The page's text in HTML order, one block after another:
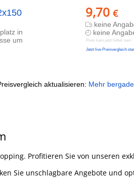
9,70 €
keine
keine
Preis kann jetzt höher sein
Jetzt live Preisvergleich
in
um
aktualisieren: Mehr
Profitieren Sie von unseren
Sie unschlagbare Angebote und